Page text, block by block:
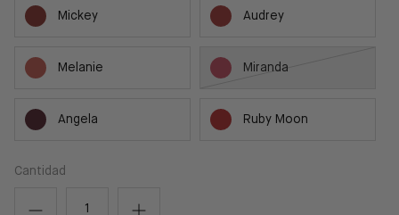
Mickey Audrey
Melanie Miranda
Angela Ruby Moon
Cantidad